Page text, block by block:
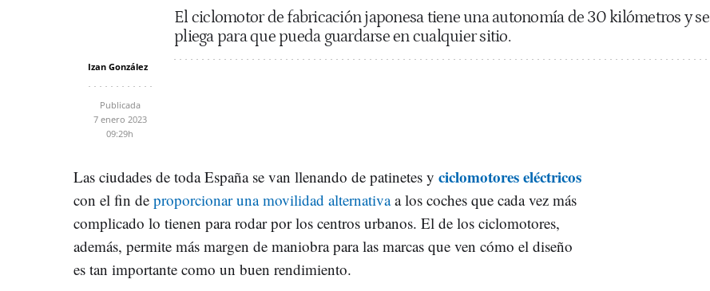
El ciclomotor de fabricación japonesa tiene una autonomía de 30 kilómetros y se
pliega para que pueda guardarse en cualquier sitio.
Izan González
Publicada
7 enero 2023
09:29h
Las ciudades de toda España se van llenando de patinetes y ciclomotores eléctricos
con el fin de proporcionar una movilidad alternativaa los coches que cada vez más
complicado lo tienen para rodar por los centros urbanos. El de los ciclomotores,
además, permite más margen de maniobra para las marcas que ven cómo el diseño
es tan importante como un buen rendimiento.